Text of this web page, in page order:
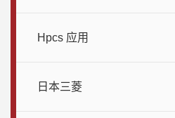
Hpcs 应用
日本三菱